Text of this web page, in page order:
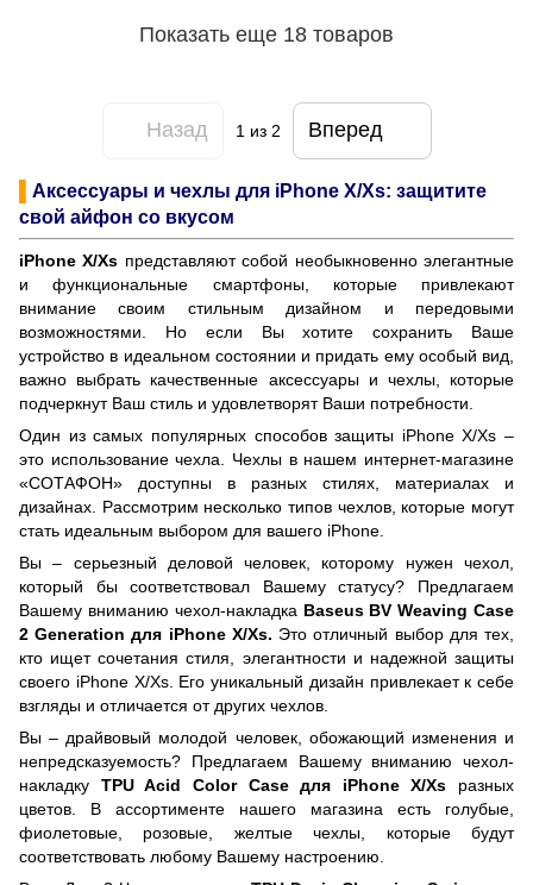
Показать еще 18 товаров
Назад 1 из 2 Вперед
Аксессуары и чехлы для iPhone X/Xs: защитите
свой айфон со вкусом
iPhone X/Xs представляют собой необыкновенно элегантные
и функциональные смартфоны, которые привлекают
внимание своим стильным дизайном и передовыми
возможностями. Но если Вы хотите сохранить Ваше
устройство в идеальном состоянии и придать ему особый вид,
важно выбрать качественные аксессуары и чехлы, которые
подчеркнут Ваш стиль и удовлетворят Ваши потребности.
Один из самых популярных способов защиты iPhone X/Xs –
это использование чехла. Чехлы в нашем интернет-магазине
«СОТАФОН» доступны в разных стилях, материалах и
дизайнах. Рассмотрим несколько типов чехлов, которые могут
стать идеальным выбором для вашего iPhone.
Вы – серьезный деловой человек, которому нужен чехол,
который бы соответствовал Вашему статусу? Предлагаем
Вашему вниманию чехол-накладка Baseus BV Weaving Case
2 Generation для iPhone X/Xs. Это отличный выбор для тех,
кто ищет сочетания стиля, элегантности и надежной защиты
своего iPhone X/Xs. Его уникальный дизайн привлекает к себе
взгляды и отличается от других чехлов.
Вы – драйвовый молодой человек, обожающий изменения и
непредсказуемость? Предлагаем Вашему вниманию чехол-
накладку TPU Acid Color Case для iPhone X/Xs разных
цветов. В ассортименте нашего магазина есть голубые,
фиолетовые, розовые, желтые чехлы, которые будут
соответствовать любому Вашему настроению.